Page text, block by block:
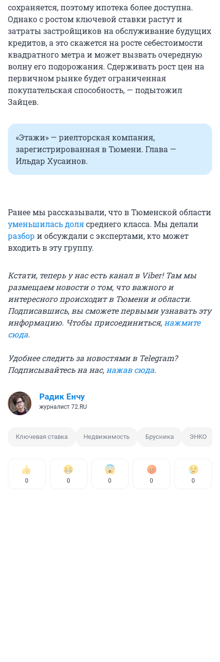
сохраняется, поэтому ипотека более доступна.
Однако с ростом ключевой ставки растут и
затраты застройщиков на обслуживание будущих
кредитов, а это скажется на росте себестоимости
квадратного метра и может вызвать очередную
волну его подорожания. Сдерживать рост цен на
первичном рынке будет ограниченная
покупательская способность, — подытожил
Зайцев.
«Этажи» — риелторская компания,
зарегистрированная в Тюмени. Глава —
Ильдар Хусаинов.
Ранее мы рассказывали, что в Тюменской области
уменьшилась долясреднего класса. Мы делали
разбор и обсуждали с экспертами, кто может
входить в эту группу.
Кстати, теперь у нас есть канал в Viber! Там мы
размещаем новости о том, что важного и
интересного происходит в Тюмени и области.
Подписавшись, вы сможете первыми узнавать эту
информацию. Чтобы присоединиться,нажмите
сюда.
Удобнее следить за новостями в Telegram?
Подписывайтесь на нас,нажав сюда.
Радик Енчу
журналист 72.RU
Ключевая ставка Недвижимость Брусника ЭНКО
0 0 0 0 0